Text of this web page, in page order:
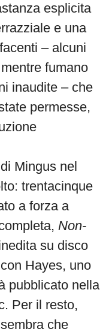
esplicita
e una
– alcuni
fumano
inaudite – che
permesse,
Mingus nel
trentacinque
a forza a
Non-
su disco
Hayes, uno
pubblicato nella
Per il resto,
che